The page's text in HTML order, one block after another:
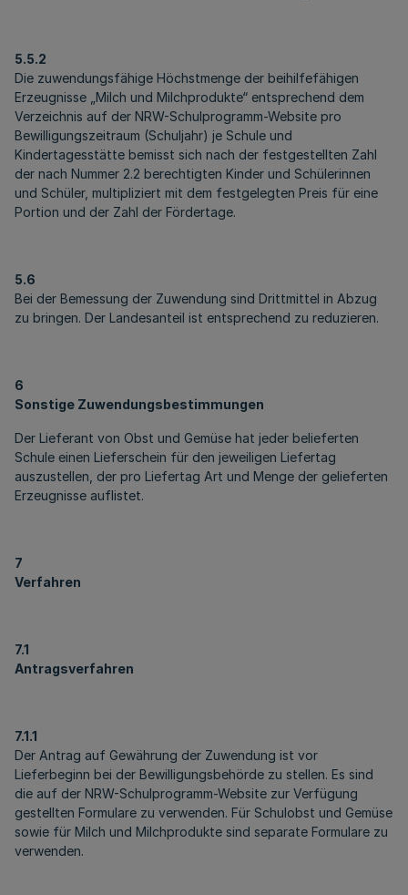
5.5.2
Die zuwendungsfähige Höchstmenge der beihilfefähigen
Erzeugnisse „Milch und Milchprodukte“ entsprechend dem
Verzeichnis auf der NRW-Schulprogramm-Website pro
Bewilligungszeitraum (Schuljahr) je Schule und
Kindertagesstätte bemisst sich nach der festgestellten Zahl
der nach Nummer 2.2 berechtigten Kinder und Schülerinnen
und Schüler, multipliziert mit dem festgelegten Preis für eine
Portion und der Zahl der Fördertage.
5.6
Bei der Bemessung der Zuwendung sind Drittmittel in Abzug
zu bringen. Der Landesanteil ist entsprechend zu reduzieren.
6
Sonstige Zuwendungsbestimmungen
Der Lieferant von Obst und Gemüse hat jeder belieferten
Schule einen Lieferschein für den jeweiligen Liefertag
auszustellen, der pro Liefertag Art und Menge der gelieferten
Erzeugnisse auflistet.
7
Verfahren
7.1
Antragsverfahren
7.1.1
Der Antrag auf Gewährung der Zuwendung ist vor
Lieferbeginn bei der Bewilligungsbehörde zu stellen. Es sind
die auf der NRW-Schulprogramm-Website zur Verfügung
gestellten Formulare zu verwenden. Für Schulobst und Gemüse
sowie für Milch und Milchprodukte sind separate Formulare zu
verwenden.